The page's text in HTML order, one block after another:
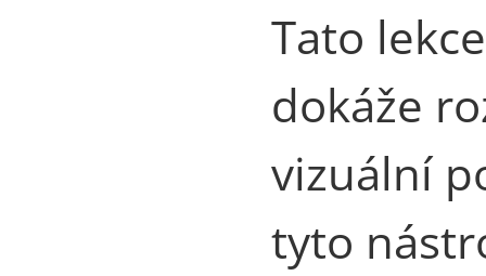
Tato
dokáže
vizuální
tyto